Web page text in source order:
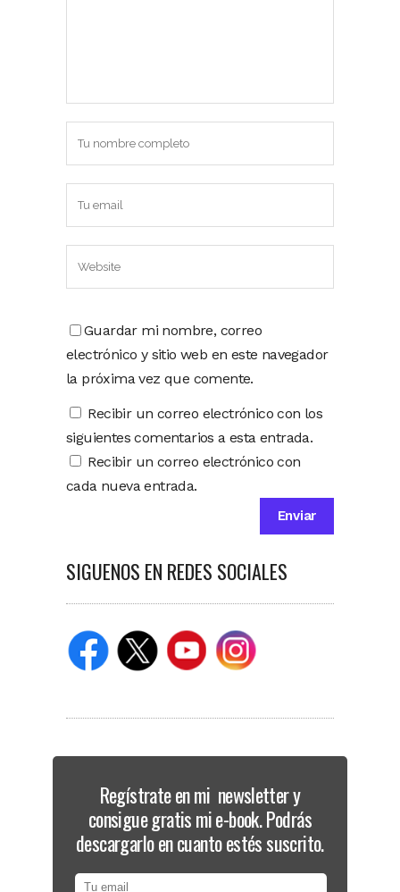
Guardar mi nombre, correo
electrónico y sitio web en este navegador
la próxima vez que comente.
Recibir un correo electrónico con los
siguientes comentarios a esta entrada.
Recibir un correo electrónico con
cada nueva entrada.
SIGUENOS EN REDES SOCIALES
Regístrate en mi newsletter y
consigue gratis mi e-book. Podrás
descargarlo en cuanto estés suscrito.